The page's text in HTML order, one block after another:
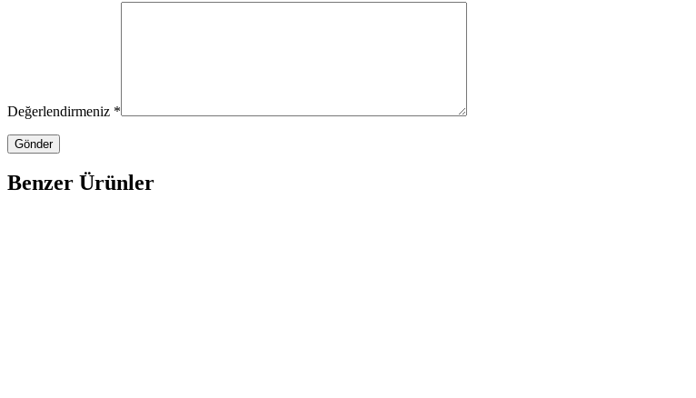
Değerlendirmeniz *
Benzer Ürünler